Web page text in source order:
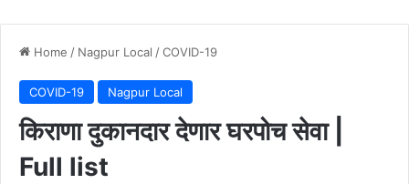
Home / Nagpur Local /COVID-19
COVID-19 Nagpur Local
किराणा दुकानदार देणार घरपोच सेवा |
Full list